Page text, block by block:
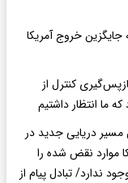
جایگزین خروج آمریکا
کنترل از
ما انتظار داشتیم
مسیر دریایی جدید در
موارد نقض شده را
ندارد/ تبادل پیام از